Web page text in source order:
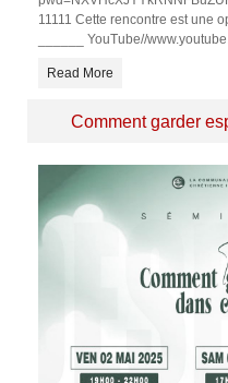
11111 Cette rencontre est une
______ YouTube//
Read More
Comment garder